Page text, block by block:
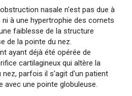
nasale n'est pas due à
à une hypertrophie des cornets
faiblesse de la structure
de la pointe du nez.
ayant déjà été opérée de
cartilagineux qui altère la
parfois il s'agit d'un patient
avec une pointe globuleuse.